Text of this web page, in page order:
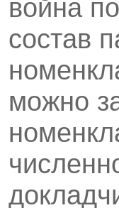
война
состав
можно